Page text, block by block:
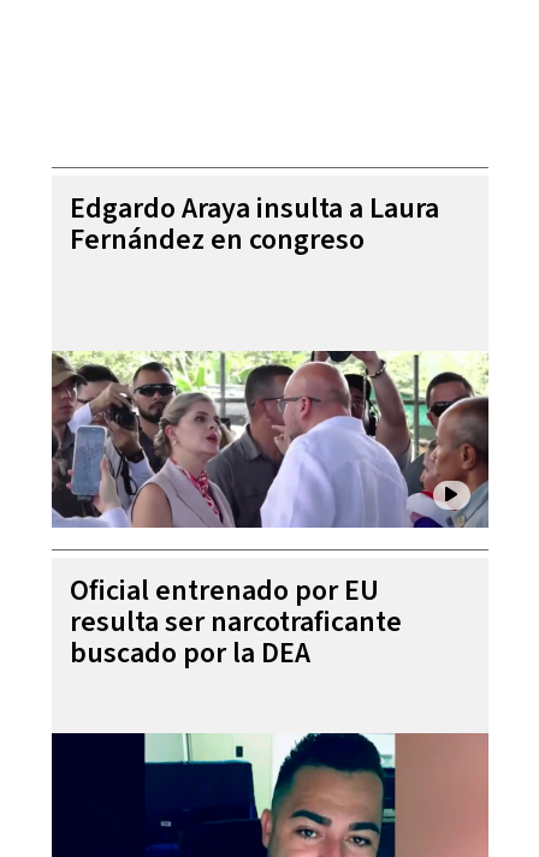
Edgardo Araya insulta a Laura
Fernández en congreso
Oficial entrenado por EU
resulta ser narcotraficante
buscado por la DEA